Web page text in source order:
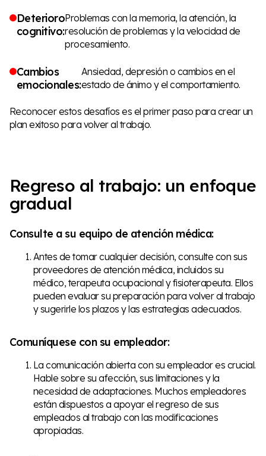
Deterioro
cognitivo:
Problemas con la memoria, la atención, la
resolución de problemas y la velocidad de
procesamiento.
Cambios
emocionales:
Ansiedad, depresión o cambios en el
estado de ánimo y el comportamiento.
Reconocer estos desafíos es el primer paso para crear un
plan exitoso para volver al trabajo.
Regreso al trabajo: un enfoque
gradual
Consulte a su equipo de atención médica:
Antes de tomar cualquier decisión, consulte con sus
proveedores de atención médica, incluidos su
médico, terapeuta ocupacional y fisioterapeuta. Ellos
pueden evaluar su preparación para volver al trabajo
y sugerirle los plazos y las estrategias adecuados.
Comuníquese con su empleador:
La comunicación abierta con su empleador es crucial.
Hable sobre su afección, sus limitaciones y la
necesidad de adaptaciones. Muchos empleadores
están dispuestos a apoyar el regreso de sus
empleados al trabajo con las modificaciones
apropiadas.